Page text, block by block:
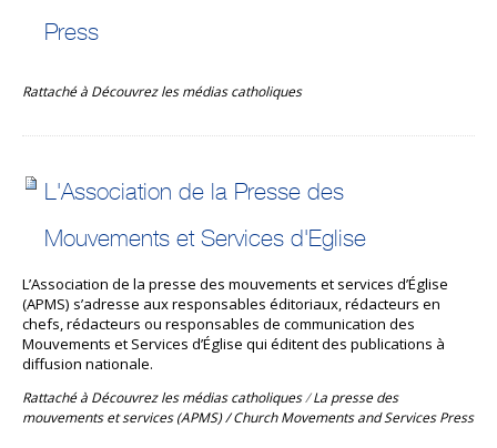
Press
Rattaché à Découvrez les médias catholiques
L'Association de la Presse des
Mouvements et Services d'Eglise
L’Association de la presse des mouvements et services d’Église
(APMS) s’adresse aux responsables éditoriaux, rédacteurs en
chefs, rédacteurs ou responsables de communication des
Mouvements et Services d’Église qui éditent des publications à
diffusion nationale.
Rattaché à Découvrez les médias catholiques/La presse des
mouvements et services (APMS) / Church Movements and Services Press